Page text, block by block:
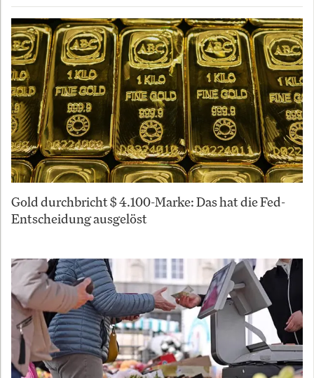
Gold durchbricht $ 4.100-Marke: Das hat die Fed-
Entscheidung ausgelöst